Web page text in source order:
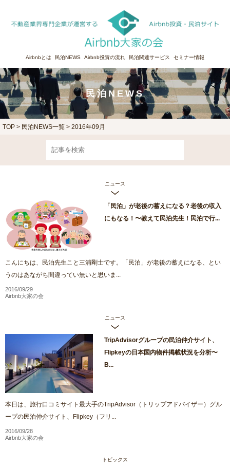
Airbnbとは 民泊NEWS Airbnb投資の流れ 民泊関連サービス セミナー情報
民泊NEWS
TOP > 民泊NEWS一覧 > 2016年09月
ニュース
「民泊」が老後の蓄えになる？老後の収入
にもなる！〜教えて民泊先生！民泊で行...
こんにちは、民泊先生こと三浦剛士です。「民泊」が老後の蓄えになる、とい
うのはあながち間違ってい無いと思いま...
2016/09/29
Airbnb大家の会
ニュース
TripAdvisorグループの民泊仲介サイト、
Flipkeyの日本国内物件掲載状況を分析〜
B...
本日は、旅行口コミサイト最大手のTripAdvisor（トリップアドバイザー）グル
ープの民泊仲介サイト、Flipkey（フリ...
2016/09/28
Airbnb大家の会
トピックス